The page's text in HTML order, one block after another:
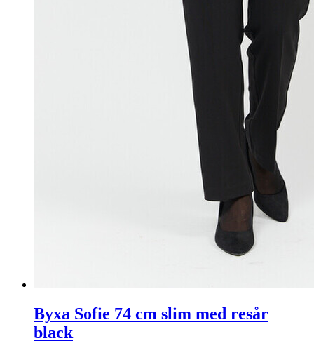
Byxa Sofie 74 cm slim med resår
black